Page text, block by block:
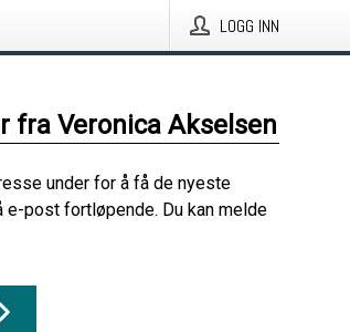
LOGG INN
fra Veronica Akselsen
under for å få de nyeste
e-post fortløpende. Du kan melde